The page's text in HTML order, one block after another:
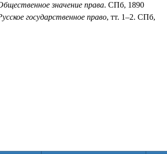
значение права. СПб, 1890
государственное право, тт. 1–2. СПб,